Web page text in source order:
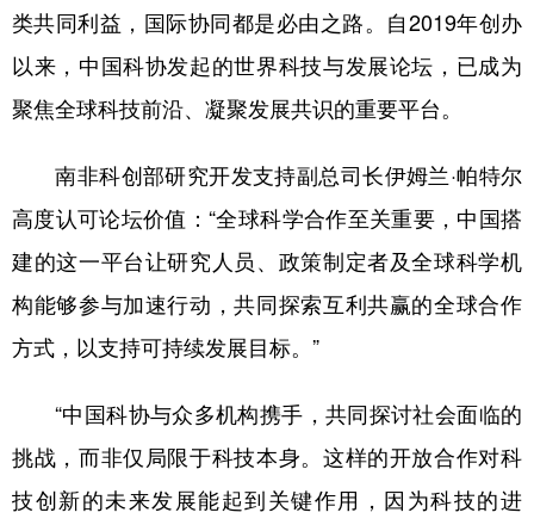
类共同利益，国际协同都是必由之路。自2019年创办
以来，中国科协发起的世界科技与发展论坛，已成为
聚焦全球科技前沿、凝聚发展共识的重要平台。
南非科创部研究开发支持副总司长伊姆兰·帕特尔
高度认可论坛价值：“全球科学合作至关重要，中国搭
建的这一平台让研究人员、政策制定者及全球科学机
构能够参与加速行动，共同探索互利共赢的全球合作
方式，以支持可持续发展目标。”
“中国科协与众多机构携手，共同探讨社会面临的
挑战，而非仅局限于科技本身。这样的开放合作对科
技创新的未来发展能起到关键作用，因为科技的进